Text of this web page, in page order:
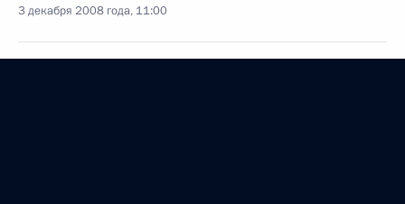
3 декабря 2008 года, 11:00